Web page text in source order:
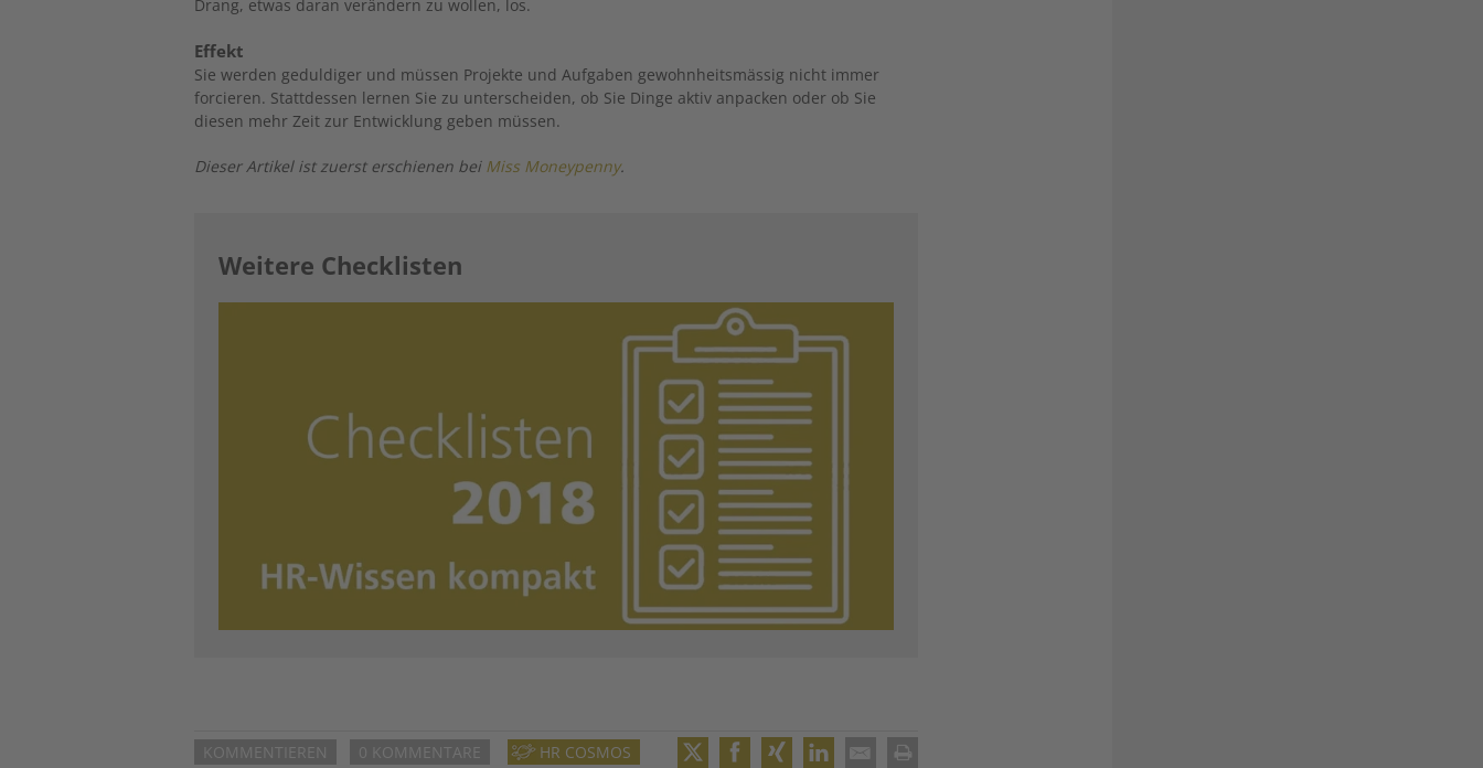
Drang, etwas daran verändern zu wollen, los.
Effekt
Sie werden geduldiger und müssen Projekte und Aufgaben gewohnheitsmässig nicht immer
forcieren. Stattdessen lernen Sie zu unterscheiden, ob Sie Dinge aktiv ­anpacken oder ob Sie
diesen mehr Zeit zur Entwicklung geben müssen.
Dieser Artikel ist zuerst erschienen bei Miss Moneypenny.
Weitere Checklisten
KOMMENTIEREN 0 KOMMENTARE HR COSMOS